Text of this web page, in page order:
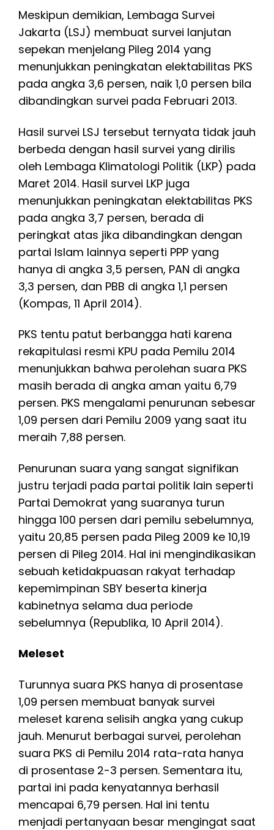
Meskipun demikian, Lembaga Survei
Jakarta (LSJ) membuat survei lanjutan
sepekan menjelang Pileg 2014 yang
menunjukkan peningkatan elektabilitas PKS
pada angka 3,6 persen, naik 1,0 persen bila
dibandingkan survei pada Februari 2013.
Hasil survei LSJ tersebut ternyata tidak jauh
berbeda dengan hasil survei yang dirilis
oleh Lembaga Klimatologi Politik (LKP) pada
Maret 2014. Hasil survei LKP juga
menunjukkan peningkatan elektabilitas PKS
pada angka 3,7 persen, berada di
peringkat atas jika dibandingkan dengan
partai Islam lainnya seperti PPP yang
hanya di angka 3,5 persen, PAN di angka
3,3 persen, dan PBB di angka 1,1 persen
(Kompas, 11 April 2014).
PKS tentu patut berbangga hati karena
rekapitulasi resmi KPU pada Pemilu 2014
menunjukkan bahwa perolehan suara PKS
masih berada di angka aman yaitu 6,79
persen. PKS mengalami penurunan sebesar
1,09 persen dari Pemilu 2009 yang saat itu
meraih 7,88 persen.
Penurunan suara yang sangat signifikan
justru terjadi pada partai politik lain seperti
Partai Demokrat yang suaranya turun
hingga 100 persen dari pemilu sebelumnya,
yaitu 20,85 persen pada Pileg 2009 ke 10,19
persen di Pileg 2014. Hal ini mengindikasikan
sebuah ketidakpuasan rakyat terhadap
kepemimpinan SBY beserta kinerja
kabinetnya selama dua periode
sebelumnya (Republika, 10 April 2014).
Meleset
Turunnya suara PKS hanya di prosentase
1,09 persen membuat banyak survei
meleset karena selisih angka yang cukup
jauh. Menurut berbagai survei, perolehan
suara PKS di Pemilu 2014 rata-rata hanya
di prosentase 2-3 persen. Sementara itu,
partai ini pada kenyatannya berhasil
mencapai 6,79 persen. Hal ini tentu
menjadi pertanyaan besar mengingat saat